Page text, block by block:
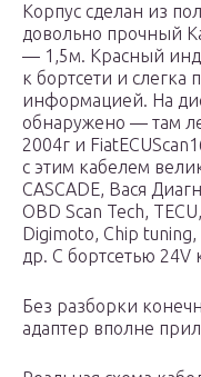
Корпус сделан из
довольно прочный
— 1,5м. Красный
к бортсети и слегка
информацией. На
обнаружено — там
2004г и
с этим кабелем
CASCADE, Вася
OBD Scan Tech,
Digimoto, Chip tuning,
др. С бортсетью 24V
Без разборки
адаптер вполне